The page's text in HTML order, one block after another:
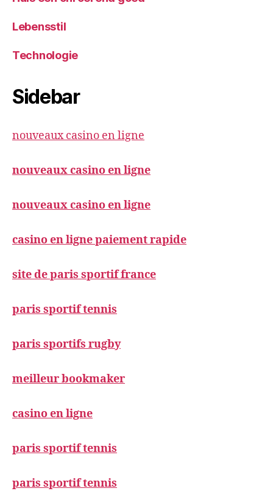
Lebensstil
Technologie
Sidebar
nouveaux casino en ligne
nouveaux casino en ligne
nouveaux casino en ligne
casino en ligne paiement rapide
site de paris sportif france
paris sportif tennis
paris sportifs rugby
meilleur bookmaker
casino en ligne
paris sportif tennis
paris sportif tennis